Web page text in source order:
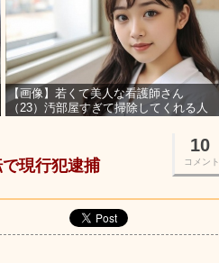
【画像】若くて美人な看護師さん
（23）汚部屋すぎて掃除してくれる人
10
コメント
現行犯逮捕